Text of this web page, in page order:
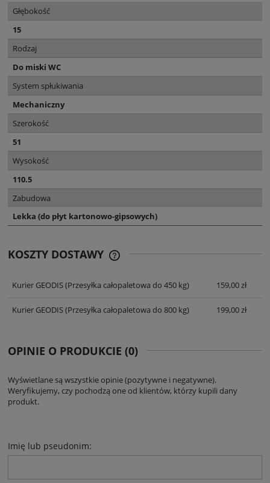
Głębokość
15
Rodzaj
Do miski WC
System spłukiwania
Mechaniczny
Szerokość
51
Wysokość
110.5
Zabudowa
Lekka (do płyt kartonowo-gipsowych)
KOSZTY DOSTAWY
Kurier GEODIS(Przesyłka całopaletowa do 450 kg) 159,00 zł
Kurier GEODIS(Przesyłka całopaletowa do 800 kg) 199,00 zł
OPINIE O PRODUKCIE (0)
Wyświetlane są wszystkie opinie (pozytywne i negatywne).
Weryfikujemy, czy pochodzą one od klientów, którzy kupili dany
produkt.
Imię lub pseudonim: